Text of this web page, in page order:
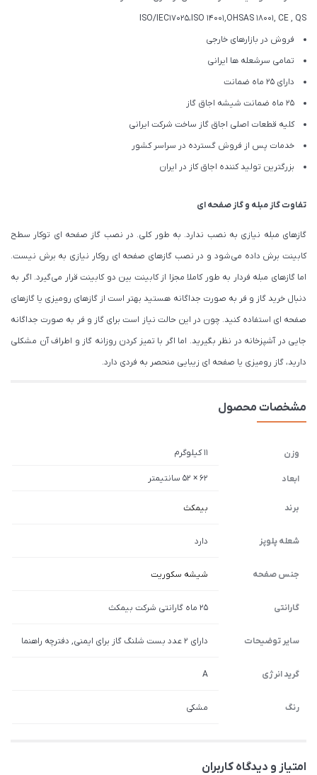
ISO/IEC۱۷۰۲۵،ISO ۱۴۰۰۱,OHSAS ۱۸۰۰۱, CE , QS
فروش در بازارهای خارجی
تمامی سرشعله ها ایرانی
دارای 25 ماه ضمانت
25 ماه ضمانت شیشه اجاق گاز
کلیه قطعات اصلی اجاق گاز ساخت شرکت ایرانی
خدمات پس از فروش گسترده در سراسر کشور
بزرگترین تولید کننده اجاق کاز در ایران
تفاوت گاز مبله و گاز صفحه ای
گازهای مبله نیازی به نصب ندارد. به طور کلی. در نصب گاز صفحه ای توکار سطح
کابینت برش داده می‌شود و در نصب گازهای صفحه ای روکار نیازی به برش نیست.
اما گازهای مبله فردار به طور کاملا مجزا از کابینت بین دو کابینت قرار می‌گیرد. اگر به
دنبال خرید گاز و فر به صورت جداگانه هستید بهتر است از گازهای رومیزی یا گازهای
صفحه ای استفاده کنید. چون در این حالت نیاز است برای گاز و فر به صورت جداگانه
جایی در آشپزخانه در نظر بگیرید. اما اگر با تمیز کردن روزانه گاز و اطراف آن مشکلی
دارید، گاز رومیزی یا صفحه ای زیبایی منحصر به فردی دارد.
مشخصات محصول
وزن 11 کیلوگرم
ابعاد 62 × 52 سانتیمتر
برند بیمکث
شعله پلوپز دارد
جنس صفحه شیشه سکوریت
گارانتی 25 ماه گارانتی شرکت بیمکث
سایر توضیحات دارای 2 عدد بست شلنگ گاز برای ایمنی, دفترچه راهنما
گرید انرژی A
رنگ مشکی
امتیاز و دیدگاه کاربران